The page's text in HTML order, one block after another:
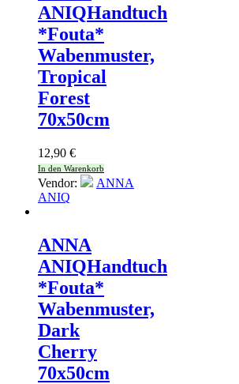
ANIQHandtuch
*Fouta*
Wabenmuster,
Tropical
Forest
70x50cm
12,90 €
In den Warenkorb
Vendor:
ANNA
ANIQ
ANNA
ANIQHandtuch
*Fouta*
Wabenmuster,
Dark
Cherry
70x50cm